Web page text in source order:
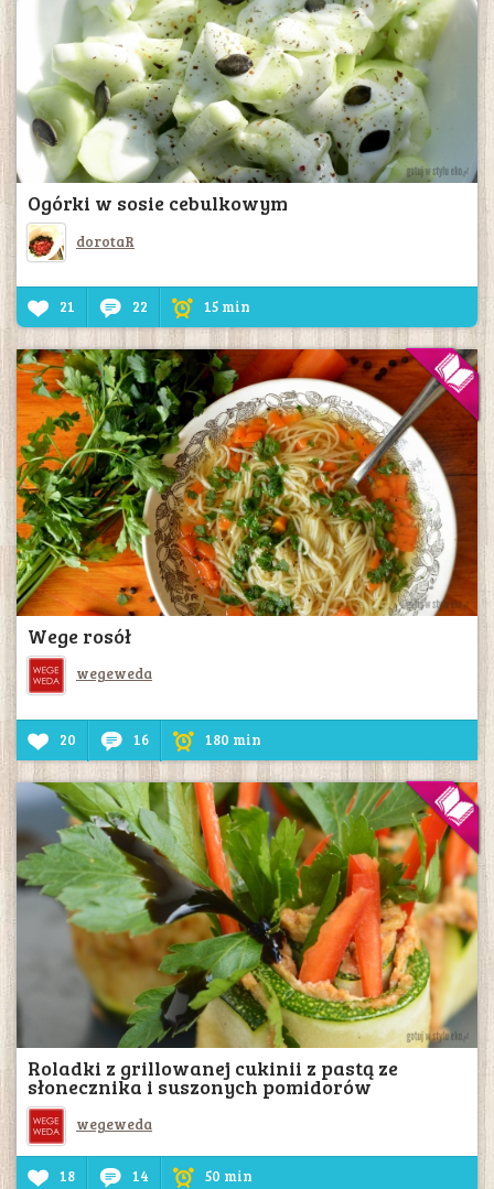
Ogórki w sosie cebulkowym
dorotaR
21 22 15 min
Wege rosół
wegeweda
20 16 180 min
Roladki z grillowanej cukinii z pastą ze
słonecznika i suszonych pomidorów
wegeweda
18 14 50 min